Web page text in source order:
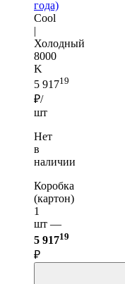
года)
Cool
|
Холодный
8000
K
5 91719
₽/
шт
Нет
в
наличии
Коробка
(картон)
1
шт —
5 91719
₽